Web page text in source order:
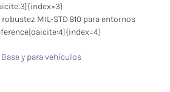
MIL‑STD 810 para entornos
y para vehículos